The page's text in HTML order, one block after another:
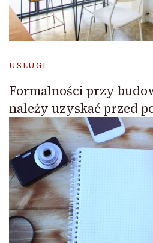
USŁUGI
Formalności przy
należy uzyskać przed